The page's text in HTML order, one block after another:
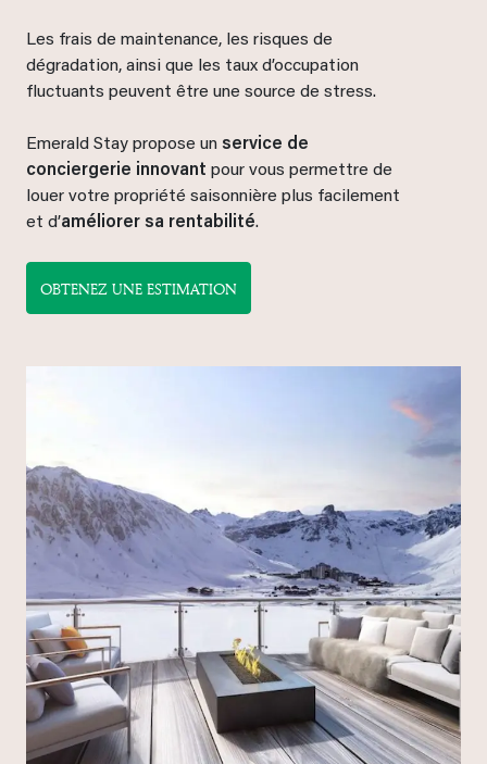
Les frais de maintenance, les risques de
dégradation, ainsi que les taux d’occupation
fluctuants peuvent être une source de stress.
Emerald Stay propose un service de
conciergerie innovant pour vous permettre de
louer votre propriété saisonnière plus facilement
et d’améliorer sa rentabilité.
OBTENEZ UNE ESTIMATION